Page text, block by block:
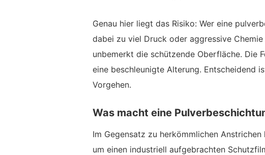
Genau hier liegt das Risiko: Wer eine
dabei zu viel Druck oder aggressive
unbemerkt die schützende Oberfläche. Die
eine beschleunigte Alterung. Entscheidend
Vorgehen.
Was macht eine
Im Gegensatz zu herkömmlichen
um einen industriell aufgebrachten